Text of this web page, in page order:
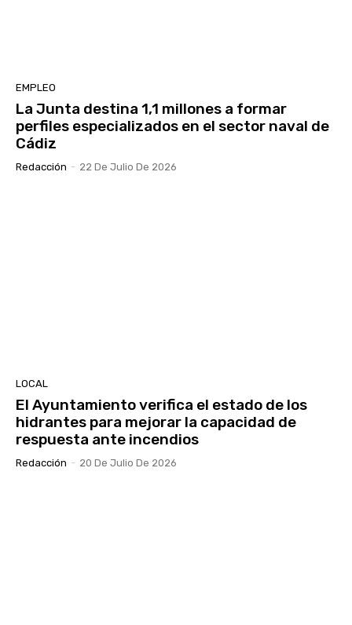
EMPLEO
La Junta destina 1,1 millones a formar
perfiles especializados en el sector naval de
Cádiz
Redacción - 22 De Julio De 2026
LOCAL
El Ayuntamiento verifica el estado de los
hidrantes para mejorar la capacidad de
respuesta ante incendios
Redacción - 20 De Julio De 2026